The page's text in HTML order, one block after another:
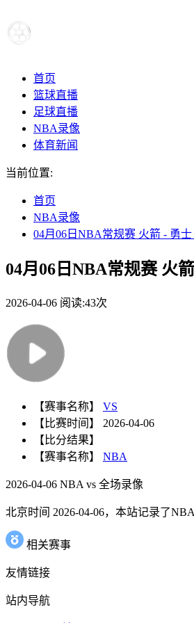
首页
篮球直播
足球直播
NBA录像
体育新闻
当前位置:
首页
NBA录像
04月06日NBA常规赛 火箭 - 勇
04月06日NBA常规赛 火
2026-04-06 阅读:43次
【赛事名称】
VS
【比赛时间】
2026-04-06
【比分结果】
【赛事名称】
NBA
2026-04-06 NBA vs 全场录像
北京时间 2026-04-06，本站记录了
相关赛事
友情链接
站内导航